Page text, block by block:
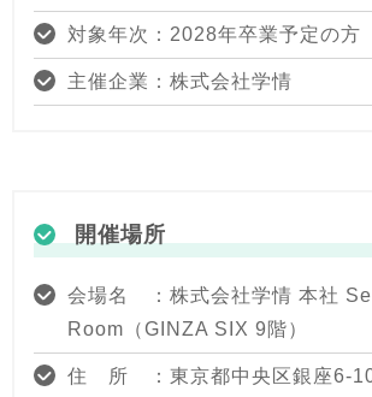
対象年次：2028年卒業予定の方
主催企業：株式会社学情
開催場所
会場名 ：株式会社学情 本社
Room（GINZA SIX 9階）
住 所 ：東京都中央区銀座6-